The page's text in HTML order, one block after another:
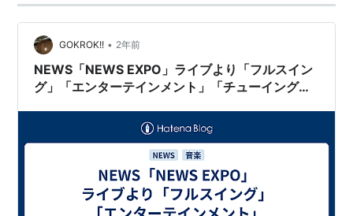
GOKROK!! • 2年前
NEWS「NEWS EXPO」ライブより「フルスイン
グ」「エンターテインメント」「チューイングガ